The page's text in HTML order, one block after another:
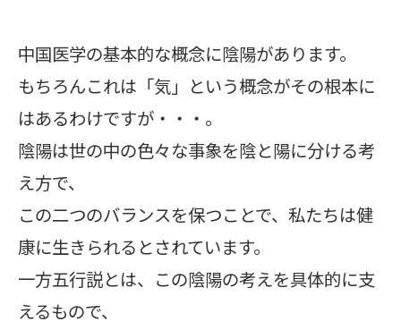
中国医学の基本的な概念に陰陽があります。
もちろんこれは「気」という概念がその根本に
はあるわけですが・・・。
陰陽は世の中の色々な事象を陰と陽に分ける考
え方で、
この二つのバランスを保つことで、私たちは健
康に生きられるとされています。
一方五行説とは、この陰陽の考えを具体的に支
えるもので、